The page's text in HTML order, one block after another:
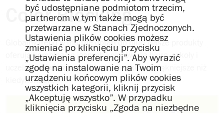
Color Blocking
Globalny trend w modzie dotarł do biur! Nasze produkty
oferują kombinacje jasnych kolorów dla biura, szkoły i
uczelni, rozjaśniając każdy dzień − kolory piękniejsze niż
kiedykolwiek.
być udostępniane podmiotom trzecim,
partnerom w tym także mogą być
przetwarzane w Stanach Zjednoczonych.
Ustawienia plików cookies możesz
zmieniać po kliknięciu przycisku
„Ustawienia preferencji”. Aby wyrazić
zgodę na instalowanie na Twoim
urządzeniu końcowym plików cookies
wszystkich kategorii, kliknij przycisk
„Akceptuję wszystko”. W przypadku
kliknięcia przycisku „Zgoda na niezbędne